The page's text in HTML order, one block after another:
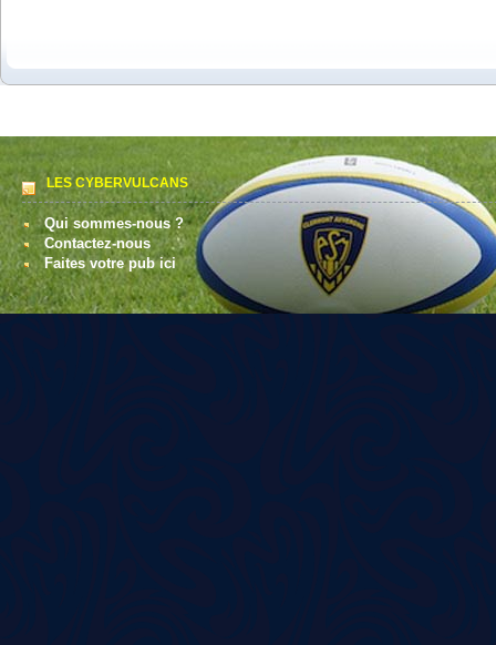
LES CYBERVULCANS
Qui sommes-nous ?
Contactez-nous
Faites votre pub ici